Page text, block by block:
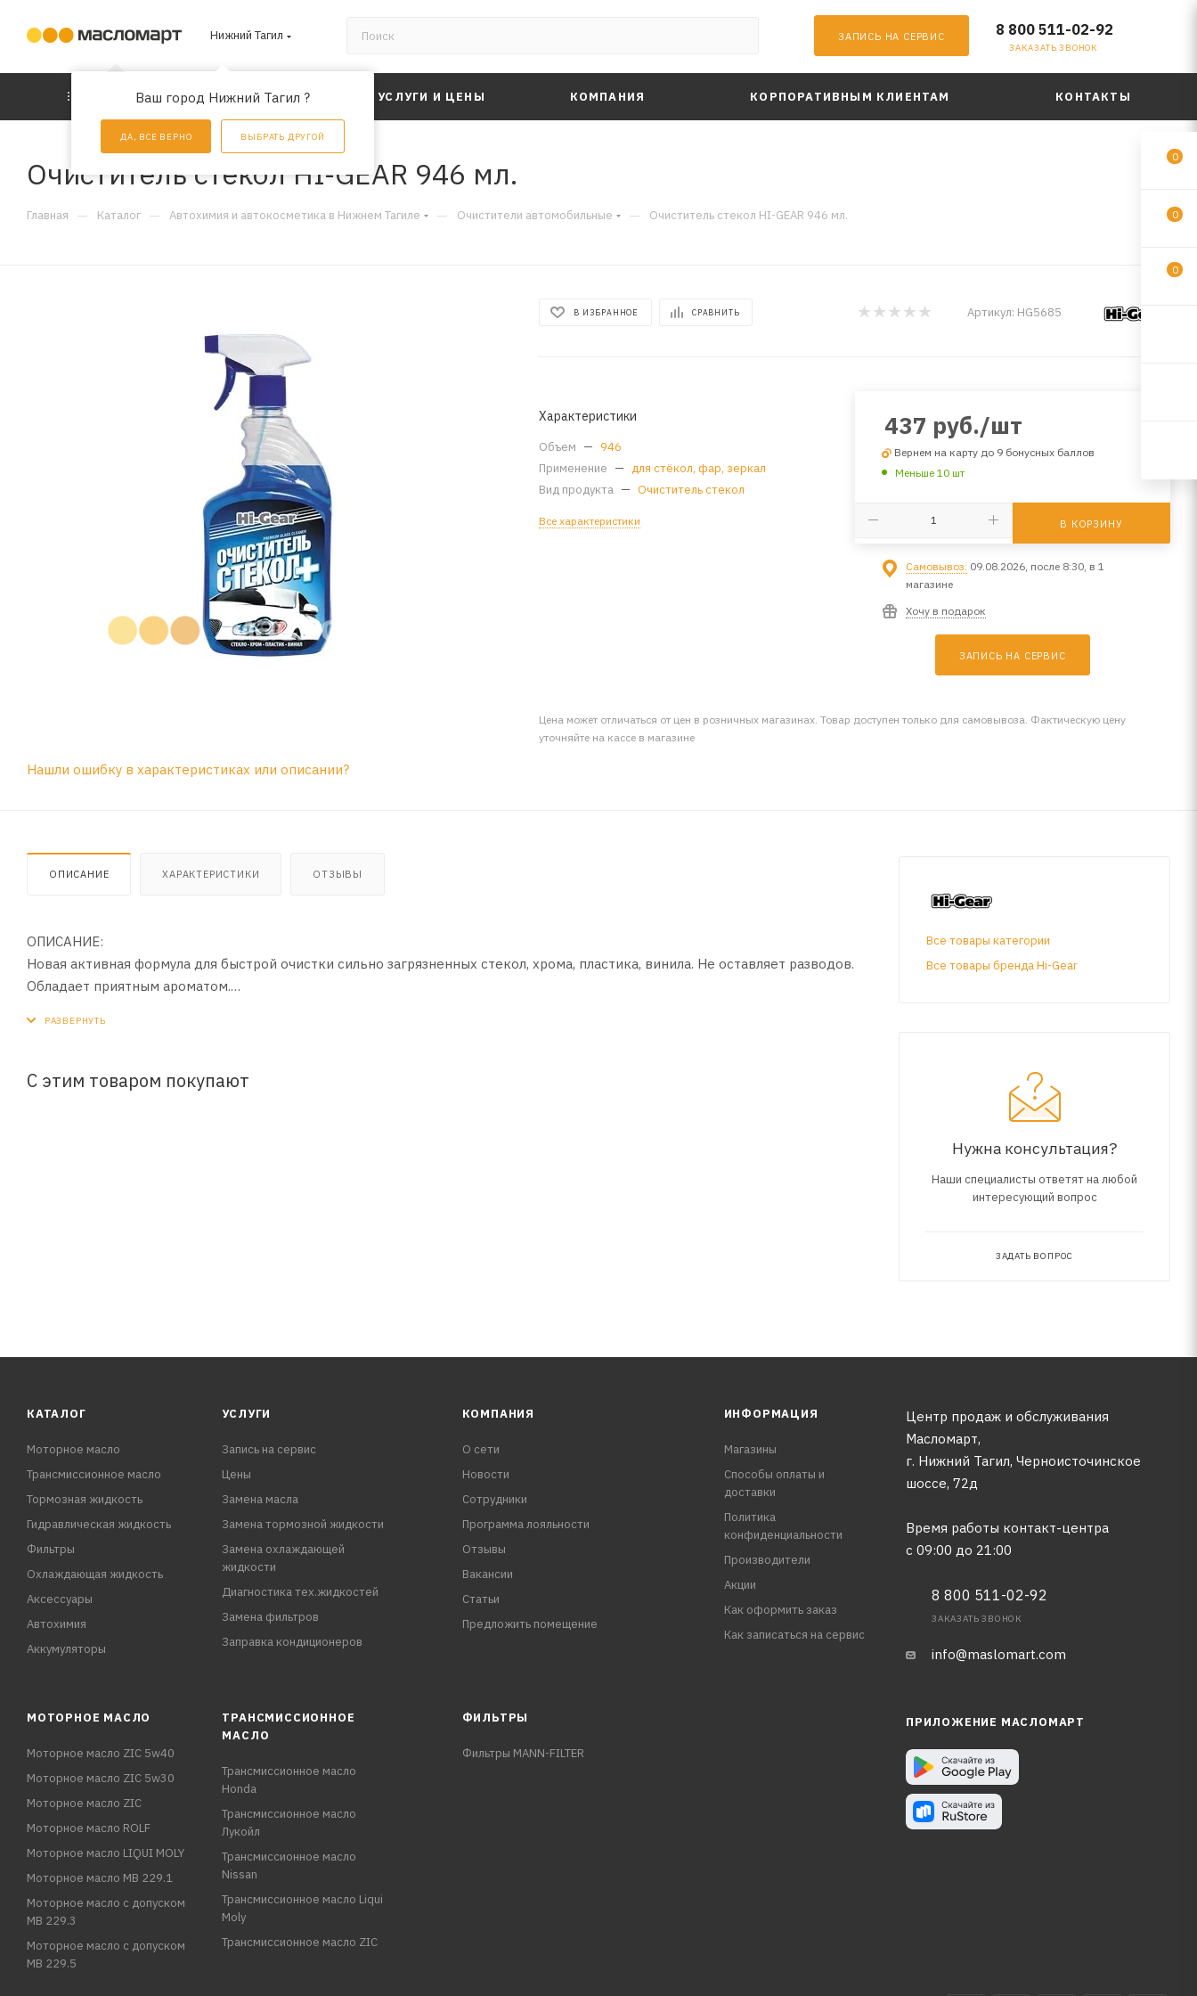
Нижний Тагил
Ваш город Нижний Тагил ?
ДА, ВСЕ ВЕРНО ВЫБРАТЬ ДРУГОЙ
ЗАПИСЬ НА СЕРВИС 8 800 511-02-92
ЗАКАЗАТЬ ЗВОНОК
КАТАЛОГ АКЦИИ УСЛУГИ И ЦЕНЫ КОМПАНИЯ КОРПОРАТИВНЫМ КЛИЕНТАМ КОНТАКТЫ
Очиститель стекол HI-GEAR 946 мл.
Главная — Каталог — Автохимия и автокосметика в Нижнем Тагиле — Очистители автомобильные — Очиститель стекол HI-GEAR 946 мл.
В ИЗБРАННОЕ СРАВНИТЬ Артикул: HG5685
Характеристики
Объем — 946
Применение — для стёкол, фар, зеркал
Вид продукта — Очиститель стекол
Все характеристики
437 руб./шт
Вернем на карту до 9 бонусных баллов
Меньше 10 шт
В КОРЗИНУ
Самовывоз: 09.08.2026, после 8:30, в 1
магазине
Хочу в подарок
ЗАПИСЬ НА СЕРВИС
Цена может отличаться от цен в розничных магазинах. Товар доступен только для самовывоза. Фактическую цену
уточняйте на кассе в магазине
Нашли ошибку в характеристиках или описании?
ОПИСАНИЕ ХАРАКТЕРИСТИКИ ОТЗЫВЫ
ОПИСАНИЕ:
Новая активная формула для быстрой очистки сильно загрязненных стекол, хрома, пластика, винила. Не оставляет разводов.
Обладает приятным ароматом.
Для обработки поверхностей большой площади выберите положение SPRAY.
С этим товаром покупают
Все товары категории
Все товары бренда Hi-Gear
Нужна консультация?
Наши специалисты ответят на любой
интересующий вопрос
ЗАДАТЬ ВОПРОС
КАТАЛОГ
Моторное масло
Трансмиссионное масло
Тормозная жидкость
Гидравлическая жидкость
Фильтры
Охлаждающая жидкость
Аксессуары
Автохимия
Аккумуляторы
УСЛУГИ
Запись на сервис
Цены
Замена масла
Замена тормозной жидкости
Замена охлаждающей
жидкости
Диагностика тех.жидкостей
Замена фильтров
Заправка кондиционеров
КОМПАНИЯ
О сети
Новости
Сотрудники
Программа лояльности
Отзывы
Вакансии
Статьи
Предложить помещение
ИНФОРМАЦИЯ
Магазины
Способы оплаты и
доставки
Политика
конфиденциальности
Производители
Акции
Как оформить заказ
Как записаться на сервис
Центр продаж и обслуживания
Масломарт,
г. Нижний Тагил, Черноисточинское
шоссе, 72д
Время работы контакт-центра
с 09:00 до 21:00
8 800 511-02-92
ЗАКАЗАТЬ ЗВОНОК
info@maslomart.com
МОТОРНОЕ МАСЛО
Моторное масло ZIC 5w40
Моторное масло ZIC 5w30
Моторное масло ZIC
Моторное масло ROLF
Моторное масло LIQUI MOLY
Моторное масло MB 229.1
Моторное масло с допуском
MB 229.3
Моторное масло с допуском
MB 229.5
ТРАНСМИССИОННОЕ
МАСЛО
Трансмиссионное масло
Honda
Трансмиссионное масло
Лукойл
Трансмиссионное масло
Nissan
Трансмиссионное масло Liqui
Moly
Трансмиссионное масло ZIC
ФИЛЬТРЫ
Фильтры MANN-FILTER
ПРИЛОЖЕНИЕ МАСЛОМАРТ
0
0
0